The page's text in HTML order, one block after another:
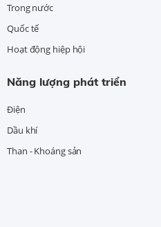
Trong nước
Quốc tế
Hoạt động hiệp hội
Năng lượng phát triển
Điện
Dầu khí
Than - Khoáng sản